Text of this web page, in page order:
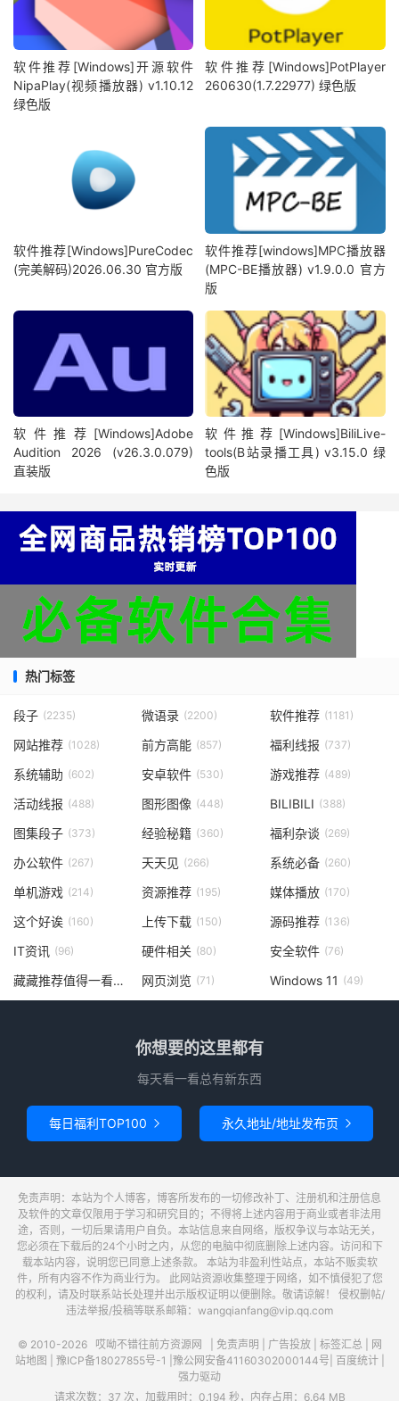
软件推荐[Windows]开源软件
NipaPlay(视频播放器) v1.10.12
绿色版
软件推荐[Windows]PotPlayer
260630(1.7.22977) 绿色版
软件推荐[Windows]PureCodec
(完美解码)2026.06.30 官方版
软件推荐[windows]MPC播放器
(MPC-BE播放器) v1.9.0.0 官方
版
软件推荐[Windows]Adobe
Audition 2026 (v26.3.0.079)
直装版
软件推荐[Windows]BiliLive-
tools(B站录播工具) v3.15.0 绿
色版
热门标签
段子 (2235) 微语录 (2200) 软件推荐 (1181)
网站推荐 (1028) 前方高能 (857) 福利线报 (737)
系统辅助 (602) 安卓软件 (530) 游戏推荐 (489)
活动线报 (488) 图形图像 (448) BILIBILI (388)
图集段子 (373) 经验秘籍 (360) 福利杂谈 (269)
办公软件 (267) 天天见 (266) 系统必备 (260)
单机游戏 (214) 资源推荐 (195) 媒体播放 (170)
这个好诶 (160) 上传下载 (150) 源码推荐 (136)
IT资讯 (96) 硬件相关 (80) 安全软件 (76)
藏藏推荐值得一看(73) 网页浏览 (71) Windows 11 (49)
你想要的这里都有
每天看一看总有新东西
每日福利TOP100  永久地址/地址发布页 
免责声明：本站为个人博客，博客所发布的一切修改补丁、注册机和注册信息
及软件的文章仅限用于学习和研究目的；不得将上述内容用于商业或者非法用
途，否则，一切后果请用户自负。本站信息来自网络，版权争议与本站无关，
您必须在下载后的24个小时之内，从您的电脑中彻底删除上述内容。访问和下
载本站内容，说明您已同意上述条款。 本站为非盈利性站点，本站不贩卖软
件，所有内容不作为商业行为。 此网站资源收集整理于网络，如不慎侵犯了您
的权利，请及时联系站长处理并出示版权证明以便删除。敬请谅解！ 侵权删帖/
违法举报/投稿等联系邮箱：wangqianfang@vip.qq.com
© 2010-2026 哎呦不错往前方资源网 免责声明 广告投放| 标签汇总|
网
站地图
豫ICP备18027855号-1 豫公网安备41160302000144号 百度统计|
强力驱动
请求次数：37 次，加载用时：0.194 秒，内存占用：6.64 MB